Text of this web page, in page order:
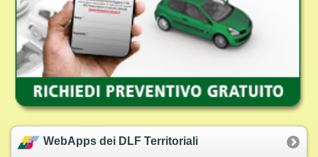
WebApps dei DLF Territoriali